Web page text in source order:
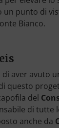
un punto di
Bianco.
di aver avuto
questo
del
di tutte
anche da